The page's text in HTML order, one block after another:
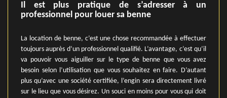
Il est plus pratique de s’adresser à un
professionnel pour louer sa benne
La location de benne, c’est une chose recommandée à effectuer
toujours auprès d’un professionnel qualifié. L’avantage, c’est qu’il
va pouvoir vous aiguiller sur le type de benne que vous avez
besoin selon l’utilisation que vous souhaitez en faire. D’autant
plus qu’avec une société certifiée, l’engin sera directement livré
sur le lieu que vous désirez. Un souci en moins pour vous qui doit